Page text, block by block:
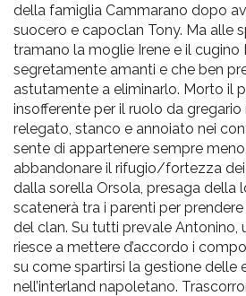
della famiglia Cammarano dopo
suocero e capoclan Tony. Ma alle
tramano la moglie Irene e il cugino
segretamente amanti e che ben
astutamente a eliminarlo. Morto il
insofferente per il ruolo da
relegato, stanco e annoiato nei
sente di appartenere sempre
abbandonare il rifugio/fortezza
dalla sorella Orsola, presaga della
scatenerà tra i parenti per prendere
del clan. Su tutti prevale Antonino,
riesce a mettere d’accordo i
su come spartirsi la gestione delle
nell’interland napoletano.